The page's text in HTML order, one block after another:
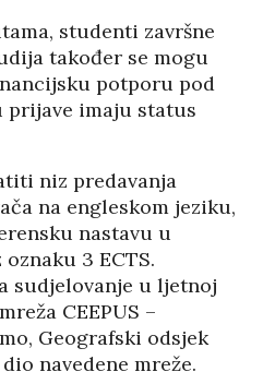
studenti završne
također se mogu
potporu pod
imaju status
niz predavanja
na engleskom jeziku,
nastavu u
3 ECTS.
sudjelovanje u ljetnoj
CEEPUS –
Geografski odsjek
navedene mreže.